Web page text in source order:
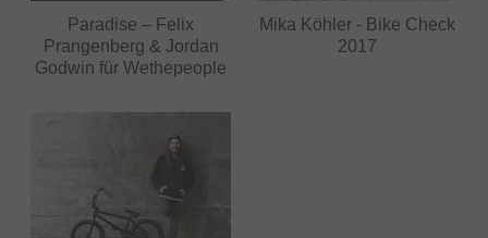
Paradise – Felix
Prangenberg & Jordan
Godwin für Wethepeople
Mika Köhler - Bike Check
2017